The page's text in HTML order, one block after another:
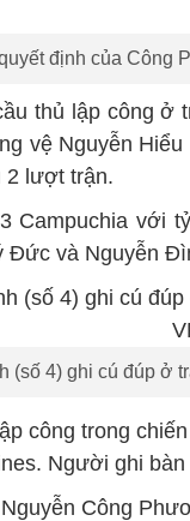
định của Công
thủ lập công ở
vệ Nguyễn
2 lượt trận.
Campuchia với
Đức và Nguyễn
(số 4) ghi cú đúp ở
công trong
Người ghi
Công